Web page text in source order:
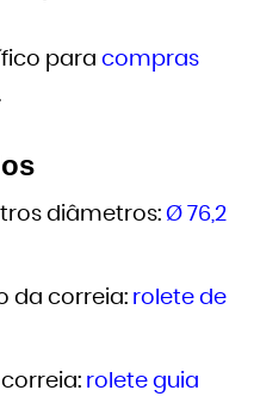
para compras
diâmetros: Ø 76,2
da correia: rolete de
rolete guia